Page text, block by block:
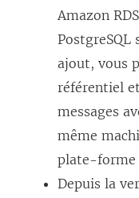
Amazon
PostgreSQL
ajout, vous
référentiel
messages
même
plate-forme
Depuis la